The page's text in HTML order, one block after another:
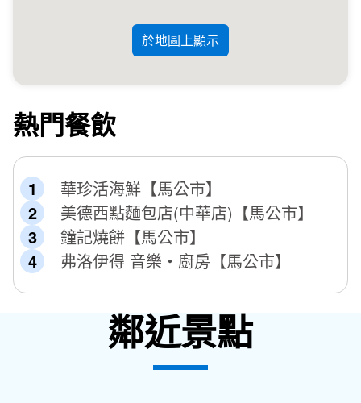
於地圖上顯示
熱門餐飲
華珍活海鮮【馬公市】
美德西點麵包店(中華店)【馬公市】
鐘記燒餅【馬公市】
弗洛伊得 音樂‧廚房【馬公市】
鄰近景點